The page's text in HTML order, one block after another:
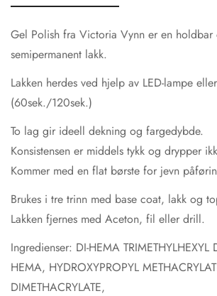
Gel Polish fra Victoria Vynn er en holdbar
semipermanent lakk.
Lakken herdes ved hjelp av LED-lampe
(60sek./120sek.)
To lag gir ideell dekning og fargedybde.
Konsistensen er middels tykk og drypper
Kommer med en flat børste for jevn
Brukes i tre trinn med base coat, lakk og
Lakken fjernes med Aceton, fil eller drill.
Ingredienser: DI-HEMA TRIMETHYLHEXYL
HEMA, HYDROXYPROPYL
DIMETHACRYLATE,